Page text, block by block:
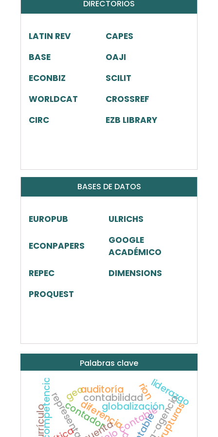
DIRECTORIOS
LATIN REV
CAPES
BASE
OAJI
ECONBIZ
SCILIT
WORLDCAT
CROSSREF
CIRC
EZB LIBRARY
BASES DE DATOS
EUROPUB ULRICHS
ECONPAPERS
GOOGLE
ACADÉMICO
REPEC
DIMENSIONS
PROQUEST
Palabras clave
diferenciaglobalización
contabilidad
auditoría
contador
liderazgo
competencias
currículo rupturas
rion
geo